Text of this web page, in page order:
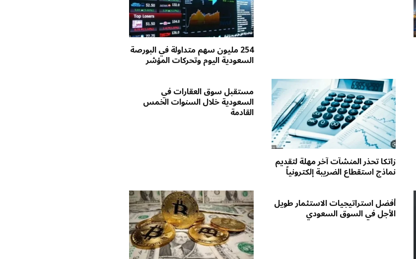
254 مليون سهم متداولة في البورصة
السعودية اليوم وتحركات المؤشر
زاتكا تحذر المنشآت آخر مهلة لتقديم
نماذج استقطاع الضريبة إلكترونياً
مستقبل سوق العقارات في
السعودية خلال السنوات الخمس
القادمة
أفضل استراتيجيات الاستثمار طويل
الأجل في السوق السعودي